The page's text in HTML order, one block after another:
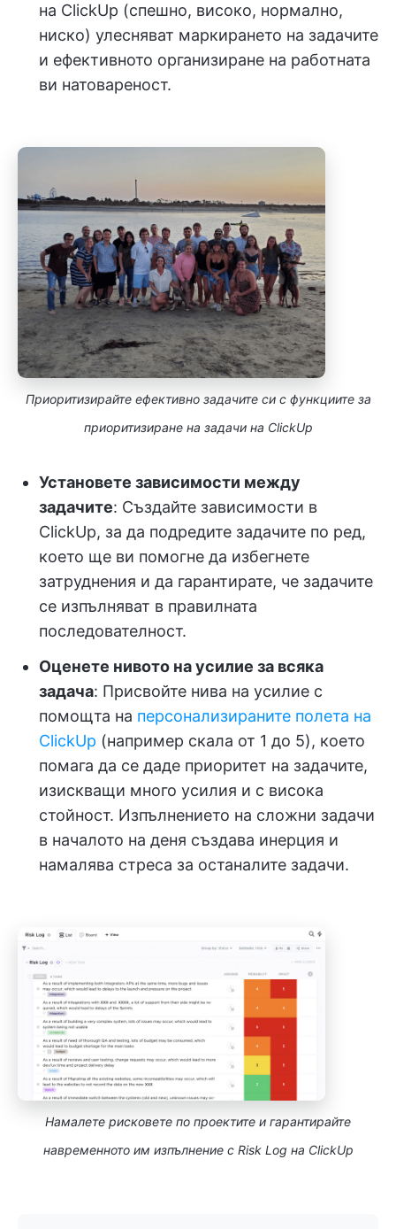
на ClickUp (спешно, високо, нормално,
ниско) улесняват маркирането на задачите
и ефективното организиране на работната
ви натовареност.
Приоритизирайте ефективно задачите си с функциите за
приоритизиране на задачи на ClickUp
Установете зависимости между
задачите: Създайте зависимости в
ClickUp, за да подредите задачите по ред,
което ще ви помогне да избегнете
затруднения и да гарантирате, че задачите
се изпълняват в правилната
последователност.
Оценете нивото на усилие за всяка
задача: Присвойте нива на усилие с
помощта на персонализираните полета на
ClickUp (например скала от 1 до 5), което
помага да се даде приоритет на задачите,
изискващи много усилия и с висока
стойност. Изпълнението на сложни задачи
в началото на деня създава инерция и
намалява стреса за останалите задачи.
Намалете рисковете по проектите и гарантирайте
навременното им изпълнение с Risk Log на ClickUp